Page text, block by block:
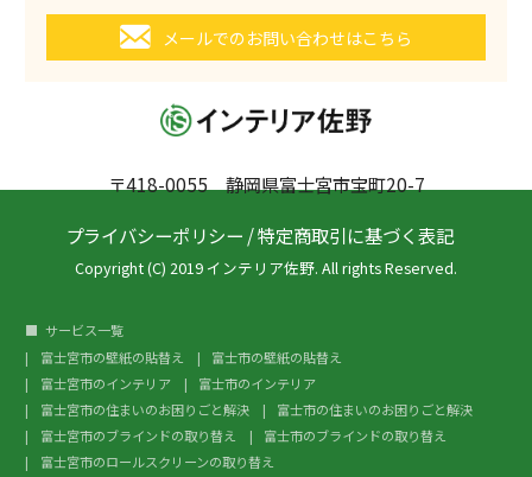
〒418-0055 静岡県富士宮市宝町20-7
メールでのお問い合わせはこちら
プライバシーポリシー /特定商取引に基づく表記
Copyright (C) 2019 インテリア佐野. All rights Reserved.
サービス一覧
富士宮市の壁紙の貼替え
富士市の壁紙の貼替え
富士宮市のインテリア
富士市のインテリア
富士宮市の住まいのお困りごと解決
富士市の住まいのお困りごと解決
富士宮市のブラインドの取り替え
富士市のブラインドの取り替え
富士宮市のロールスクリーンの取り替え